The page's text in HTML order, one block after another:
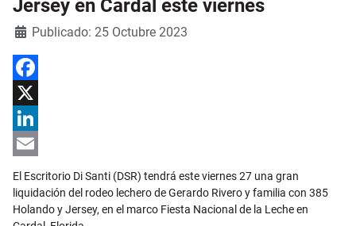
Jersey en Cardal este viernes
DetallesPublicado: 25 Octubre 2023
Facebook
X
LinkedIn
Email
El Escritorio Di Santi (DSR) tendrá este viernes 27 una gran
liquidación del rodeo lechero de Gerardo Rivero y familia con 385
Holando y Jersey, en el marco Fiesta Nacional de la Leche en